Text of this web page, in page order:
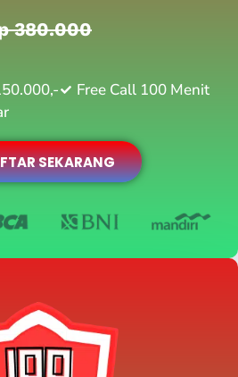
380.000
Free Call 100 Menit
SEKARANG